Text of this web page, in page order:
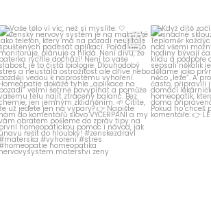
homeopatika.cz
Čvn 14